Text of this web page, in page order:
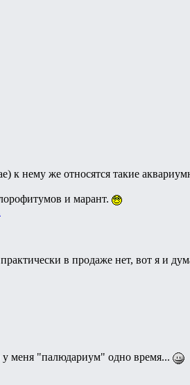
к нему же относятся такие
и марант.
в продаже нет, вот я и
меня "палюдариум" одно время...